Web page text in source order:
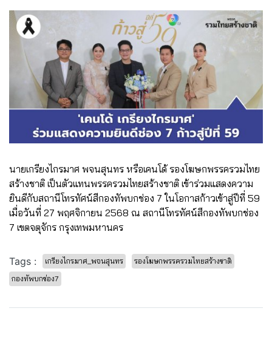
นายเกรียงไกรมาศ พจนสุนทร หรือเคนโด้ รองโฆษกพรรครวมไทย
สร้างชาติ เป็นตัวแทนพรรครวมไทยสร้างชาติ เข้าร่วมแสดงความ
ยินดีกับสถานีโทรทัศน์สีกองทัพบกช่อง 7 ในโอกาสก้าวเข้าสู่ปีที่ 59
เมื่อวันที่ 27 พฤศจิกายน 2568 ณ สถานีโทรทัศน์สีกองทัพบกช่อง
7 เขตจตุจักร กรุงเทพมหานคร
Tags : เกรียงไกรมาศ_พจนสุนทร
รองโฆษกพรรครวมไทยสร้างชาติ
กองทัพบกช่อง7